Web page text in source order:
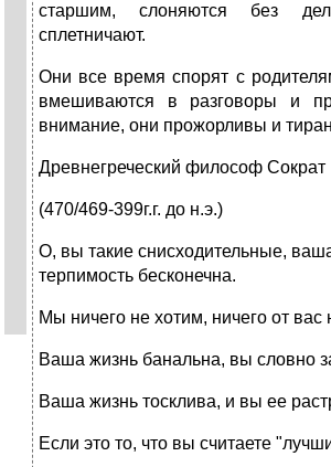
старшим, слоняются без
сплетничают.
Они все время спорят с
вмешиваются в разговоры и
внимание, они прожорливы и
Древнегреческий философ Сократ
(470/469-399г.г. до н.э.)
О, вы такие снисходительные,
терпимость бесконечна.
Мы ничего не хотим, ничего от вас
Ваша жизнь банальна, вы словно
Ваша жизнь тосклива, и вы ее
Если это то, что вы считаете